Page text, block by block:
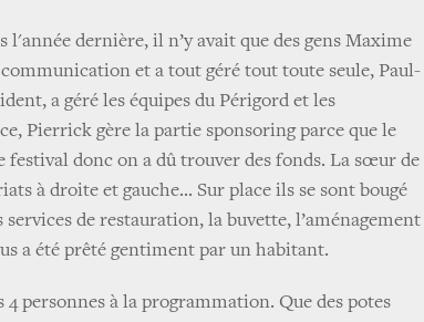
l'année dernière, il n’y avait que des gens Maxime
et a tout géré tout toute seule, Paul-
a géré les équipes du Périgord et les
Pierrick gère la partie sponsoring parce que le
festival donc on a dû trouver des fonds. La sœur de
à droite et gauche... Sur place ils se sont bougé
de restauration, la buvette, l’aménagement
a été prêté gentiment par un habitant.
4 personnes à la programmation. Que des potes